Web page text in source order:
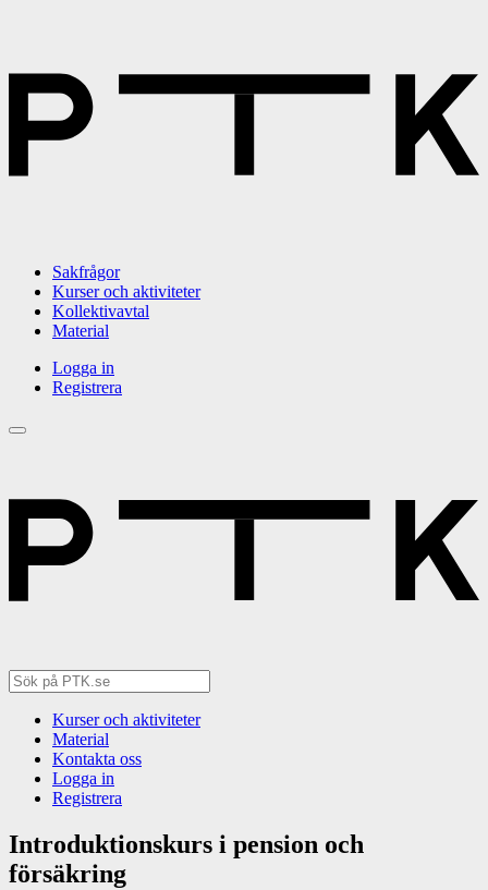
Sakfrågor
Kurser och aktiviteter
Kollektivavtal
Material
Logga in
Registrera
Kurser och aktiviteter
Material
Kontakta oss
Logga in
Registrera
Introduktionskurs i pension och
försäkring